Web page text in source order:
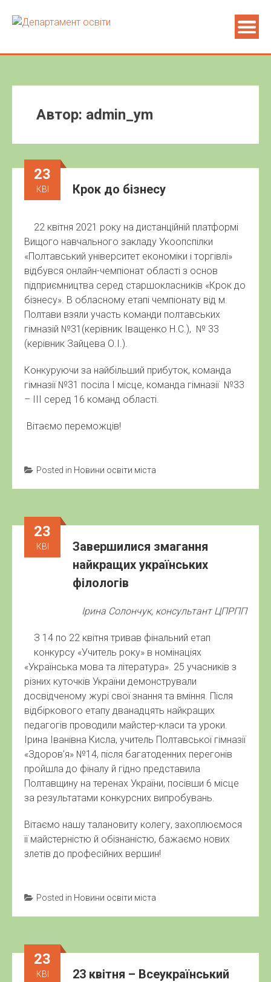
Автор: admin_ym
23
КВІ Крок до бізнесу
22 квітня 2021 року на дистанційній платформі
Вищого навчального закладу Укоопспілки
«Полтавський університет економіки і торгівлі»
відбувся онлайн-чемпіонат області з основ
підприємництва серед старшокласників «Крок до
бізнесу». В обласному етапі чемпіонату від м.
Полтави взяли участь команди полтавських
гімназій №31(керівник Іващенко Н.С.), № 33
(керівник Зайцева О.І.).
Конкуруючи за найбільший прибуток, команда
гімназії №31 посіла І місце, команда гімназії №33
– ІІІ серед 16 команд області.
Вітаємо переможців!
Posted in Новини освіти міста
23
КВІ
Завершилися змагання
найкращих українських
філологів
Ірина Солончук, консультант ЦПРПП
З 14 по 22 квітня тривав фінальний етап
конкурсу «Учитель року» в номінаціях
«Українська мова та література». 25 учасників з
різних куточків України демонстрували
досвідченому журі свої знання та вміння. Після
відбіркового етапу дванадцять найкращих
педагогів проводили майстер-класи та уроки.
Ірина Іванівна Кисла, учитель Полтавської гімназії
«Здоров’я» №14, після багатоденних перегонів
пройшла до фіналу й гідно представила
Полтавщину на теренах України, посівши 6 місце
за результатами конкурсних випробувань.
Вітаємо нашу талановиту колегу, захоплюємося
її майстерністю й обізнаністю, бажаємо нових
злетів до професійних вершин!
Posted in Новини освіти міста
23
КВІ
23 квітня – Всеукраїнський